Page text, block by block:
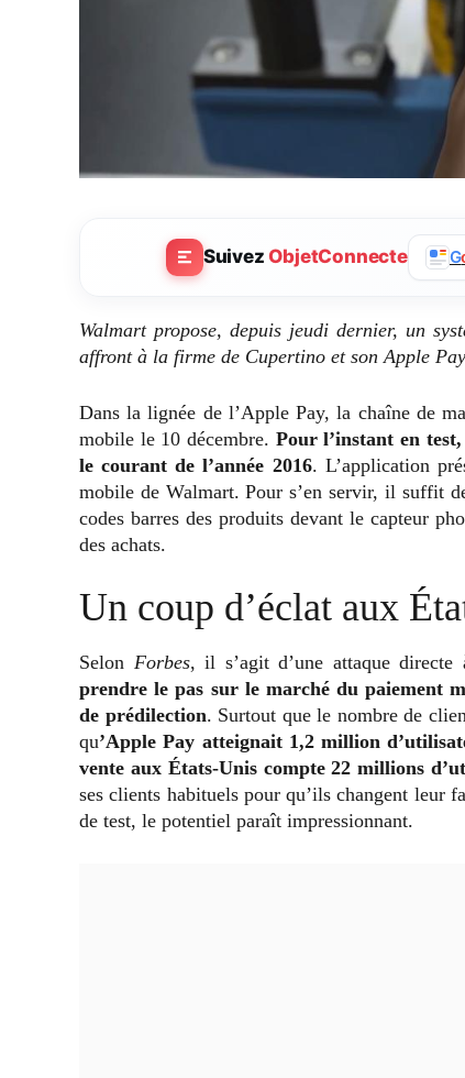
SuivezObjetConnecte G
Walmart propose, depuis jeudi dernier, un
affront à la firme de Cupertino et son Apple
Dans la lignée de l’Apple Pay, la chaîne de
mobile le 10 décembre. Pour l’instant en
le courant de l’année 2016. L’application
mobile de Walmart. Pour s’en servir, il suffit
codes barres des produits devant le capteur
des achats.
Un coup d’éclat aux
Selon Forbes, il s’agit d’une attaque
prendre le pas sur le marché du paiement
de prédilection. Surtout que le nombre de
qu’Apple Pay atteignait 1,2 million
vente aux États-Unis compte 22 millions
ses clients habituels pour qu’ils changent leur
de test, le potentiel paraît impressionnant.